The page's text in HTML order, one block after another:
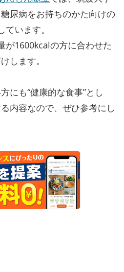
尿病をお持ちのかた向けの
います。
が1600kcalの方に合わせた
します。
にも“健康的な食事”とし
内容なので、ぜひ参考にし